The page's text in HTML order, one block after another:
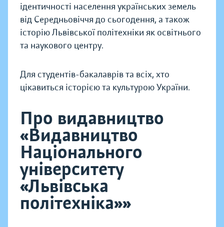
ідентичності населення українських земель
від Середньовіччя до сьогодення, а також
історію Львівської політехніки як освітнього
та наукового центру.
Для студентів-бакалаврів та всіх, хто
цікавиться історією та культурою України.
Про видавництво
«Видавництво
Національного
університету
«Львівська
політехніка»»